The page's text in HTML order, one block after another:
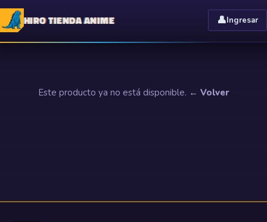
HIRO TIENDA ANIME 👤Ingresar
Este producto ya no está disponible. ← Volver